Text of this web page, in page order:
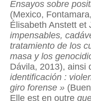
Ensayos sobre
(Mexico,
Élisabeth Anstett et
impensables,
tratamiento de los
masa y los
Dávila, 2013), ainsi
identificación :
giro forense »
Elle est en outre